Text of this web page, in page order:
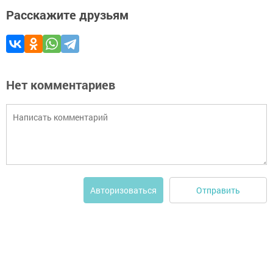
Расскажите друзьям
Нет комментариев
Авторизоваться Отправить